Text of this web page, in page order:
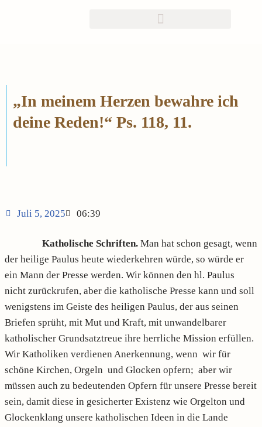
„In meinem Herzen bewahre ich
deine Reden!“ Ps. 118, 11.
Juli 5, 2025 06:39
Katholische Schriften. Man hat schon gesagt, wenn
der heilige Paulus heute wiederkehren würde, so würde er
ein Mann der Presse werden. Wir können den hl. Paulus
nicht zurückrufen, aber die katholische Presse kann und soll
wenigstens im Geiste des heiligen Paulus, der aus seinen
Briefen sprüht, mit Mut und Kraft, mit unwandelbarer
katholischer Grundsatztreue ihre herrliche Mission erfüllen.
Wir Katholiken verdienen Aner­kennung, wenn wir für
schöne Kirchen, Orgeln und Glocken opfern; aber wir
müssen auch zu bedeutenden Opfern für unsere Presse bereit
sein, damit diese in gesicherter Existenz wie Orgelton und
Glockenklang unsere katholischen Ideen in die Lande